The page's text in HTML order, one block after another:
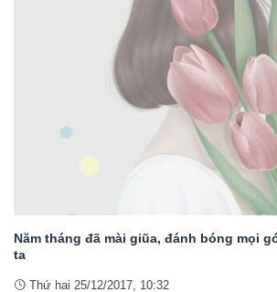
Năm tháng đã mài giũa, đánh bóng mọi
ta
Thứ hai 25/12/2017, 10:32